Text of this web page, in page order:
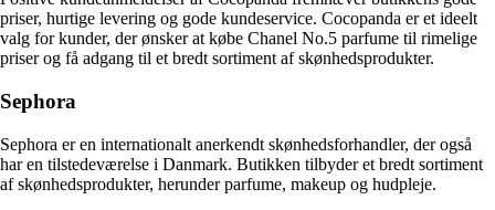
priser, hurtige levering og gode kundeservice. Cocopanda er et ideelt
valg for kunder, der ønsker at købe Chanel No.5 parfume til rimelige
priser og få adgang til et bredt sortiment af skønhedsprodukter.
Sephora
Sephora er en internationalt anerkendt skønhedsforhandler, der også
har en tilstedeværelse i Danmark. Butikken tilbyder et bredt sortiment
af skønhedsprodukter, herunder parfume, makeup og hudpleje.